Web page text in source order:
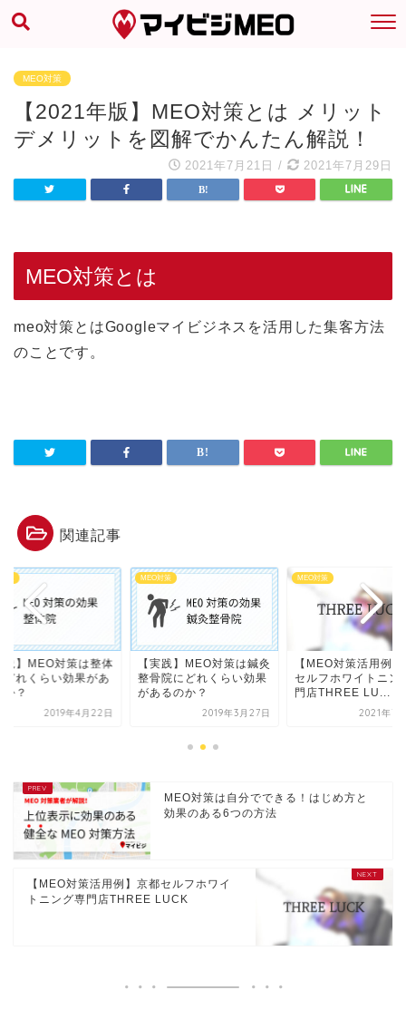
MEO対策
【2021年版】MEO対策とは メリット
デメリットを図解でかんたん解説！
2021年7月21日 / 2021年7月29日
MEO対策とは
meo対策とはGoogleマイビジネスを活用した集客方法
のことです。
関連記事
践】MEO対策は整体
どれくらい効果があ
か？
2019年4月22日
MEO対策
【実践】MEO対策は鍼灸
整骨院にどれくらい効果
があるのか？
2019年3月27日
MEO対策
【MEO対策活用例
セルフホワイトニン
門店THREE LU...
2021年7
MEO対策は自分でできる！はじめ方と
効果のある6つの方法
【MEO対策活用例】京都セルフホワイ
トニング専門店THREE LUCK